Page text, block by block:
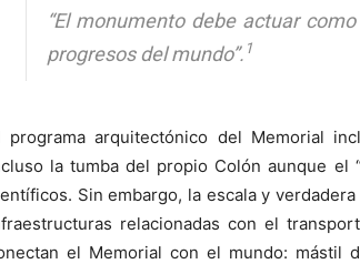
“El monumento debe actuar
progresos del mundo”. 1
programa arquitectónico del Memorial
la tumba del propio Colón aunque el
Sin embargo, la escala y
relacionadas con el
el Memorial con el mundo: mástil